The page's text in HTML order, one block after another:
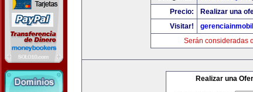
Precio:
Realizar una
Visitar!
Serán consideradas
Realizar una